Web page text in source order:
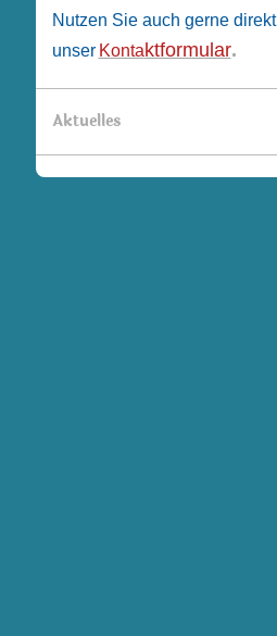
Nutzen Sie auch gerne direkt
unser Kontaktformular.
Aktuelles